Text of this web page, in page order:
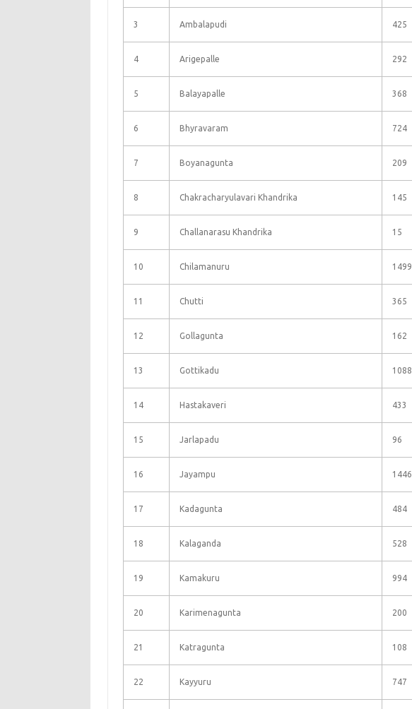
3 Ambalapudi 425
4 Arigepalle 292
5 Balayapalle 368
6 Bhyravaram 724
7 Boyanagunta 209
8 Chakracharyulavari Khandrika 145
9 Challanarasu Khandrika 15
10 Chilamanuru 1499
11 Chutti 365
12 Gollagunta 162
13 Gottikadu 1088
14 Hastakaveri 433
15 Jarlapadu 96
16 Jayampu 1446
17 Kadagunta 484
18 Kalaganda 528
19 Kamakuru 994
20 Karimenagunta 200
21 Katragunta 108
22 Kayyuru 747